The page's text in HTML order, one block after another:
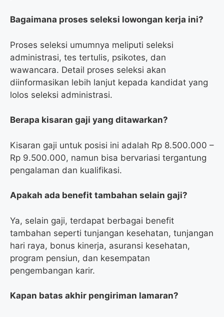
Bagaimana proses seleksi lowongan kerja ini?
Proses seleksi umumnya meliputi seleksi
administrasi, tes tertulis, psikotes, dan
wawancara. Detail proses seleksi akan
diinformasikan lebih lanjut kepada kandidat yang
lolos seleksi administrasi.
Berapa kisaran gaji yang ditawarkan?
Kisaran gaji untuk posisi ini adalah Rp 8.500.000 –
Rp 9.500.000, namun bisa bervariasi tergantung
pengalaman dan kualifikasi.
Apakah ada benefit tambahan selain gaji?
Ya, selain gaji, terdapat berbagai benefit
tambahan seperti tunjangan kesehatan, tunjangan
hari raya, bonus kinerja, asuransi kesehatan,
program pensiun, dan kesempatan
pengembangan karir.
Kapan batas akhir pengiriman lamaran?